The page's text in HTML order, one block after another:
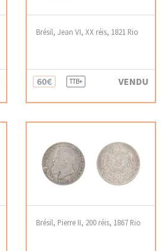
Brésil, Jean VI, XX réis, 1821 Rio
60€ TTB+ VENDU
Brésil, Pierre II, 200 réis, 1867 Rio